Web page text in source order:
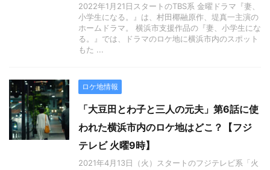
2022年1月21日スタートのTBS系 金曜ドラマ『妻、
小学生になる。』は、村田椰融原作、堤真一主演の
ホームドラマ。 横浜市支援作品の『妻、小学生にな
る。』では、ドラマのロケ地に横浜市内のスポット
もた ...
ロケ地情報
「大豆田とわ子と三人の元夫」第6話に使
われた横浜市内のロケ地はどこ？【フジ
テレビ 火曜9時】
2021年4月13日（火）スタートのフジテレビ系「火